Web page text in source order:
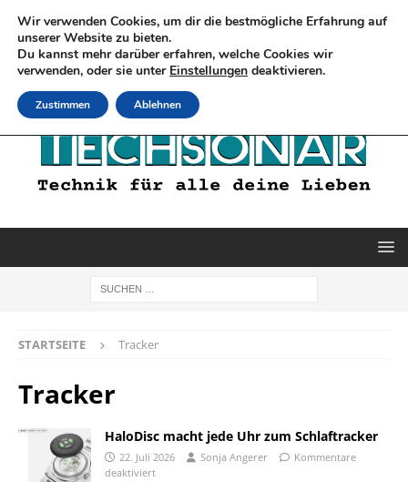
STARTSEITE Tracker
Tracker
HaloDisc macht jede Uhr zum Schlaftracker
22. Juli 2026 Sonja Angerer
Kommentare
deaktiviert
Wir verwenden Cookies, um dir die bestmögliche Erfahrung auf
unserer Website zu bieten.
Du kannst mehr darüber erfahren, welche Cookies wir
verwenden, oder sie unter Einstellungen deaktivieren.
Zustimmen Ablehnen